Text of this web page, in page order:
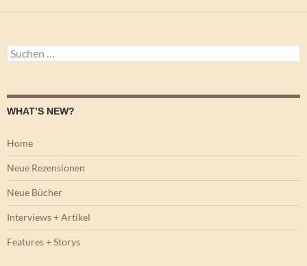
Suchen
nach:
WHAT’S NEW?
Home
Neue Rezensionen
Neue Bücher
Interviews + Artikel
Features + Storys